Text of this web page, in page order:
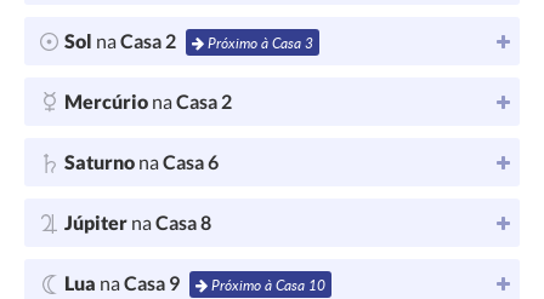
Sol naCasa 2 Próximo à Casa 3
Mercúrio naCasa 2
Saturno naCasa 6
Júpiter naCasa 8
Lua naCasa 9 Próximo à Casa 10